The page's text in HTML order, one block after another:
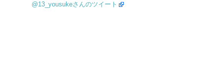
@13_yousukeさんのツイート